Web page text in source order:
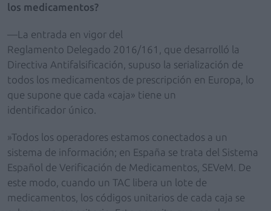
los medicamentos?
—La entrada en vigor del
Reglamento Delegado 2016/161, que desarrolló la
Directiva Antifalsificación, supuso la serialización de
todos los medicamentos de prescripción en Europa, lo
que supone que cada «caja» tiene un
identificador único.
»Todos los operadores estamos conectados a un
sistema de información; en España se trata del Sistema
Español de Verificación de Medicamentos, SEVeM. De
este modo, cuando un TAC libera un lote de
medicamentos, los códigos unitarios de cada caja se